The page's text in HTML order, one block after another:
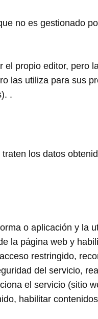
no es gestionado
propio editor, pero
las utiliza para sus
.
los datos
o aplicación y la
la página web y
restringido,
del servicio,
el servicio (sitio
habilitar